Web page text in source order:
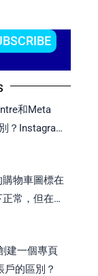
name和版本
和Meta
？Instagram
Creator
物車圖標在
常，但在訪
如何解決？
建一個專頁
戶的區別？